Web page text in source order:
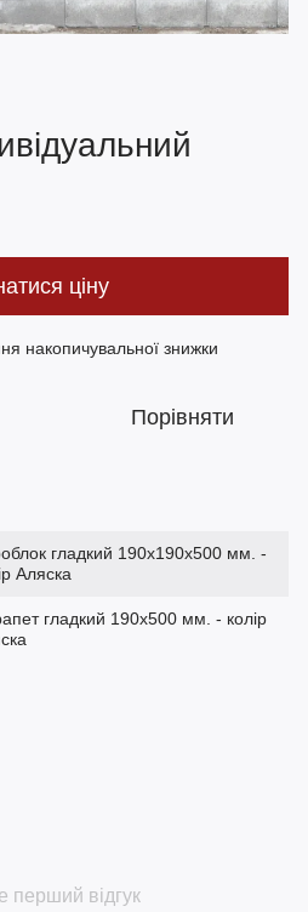
ціну
накопичувальної знижки
Порівняти
гладкий 190х190х500 мм. -
Аляска
гладкий 190х500 мм. - колір
перший відгук